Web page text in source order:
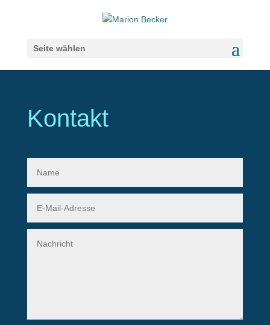
Seite wählen
Kontakt